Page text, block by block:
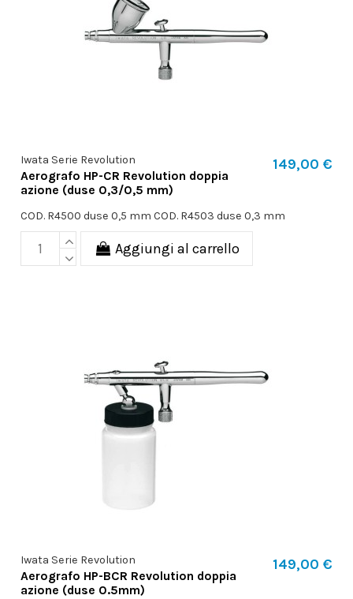
Iwata Serie Revolution
Aerografo HP-CR Revolution doppia
azione (duse 0,3/0,5 mm)
149,00 €
COD. R4500 duse 0,5 mm COD. R4503 duse 0,3 mm
Aggiungi al carrello
Iwata Serie Revolution
Aerografo HP-BCR Revolution doppia
azione (duse 0.5mm)
149,00 €